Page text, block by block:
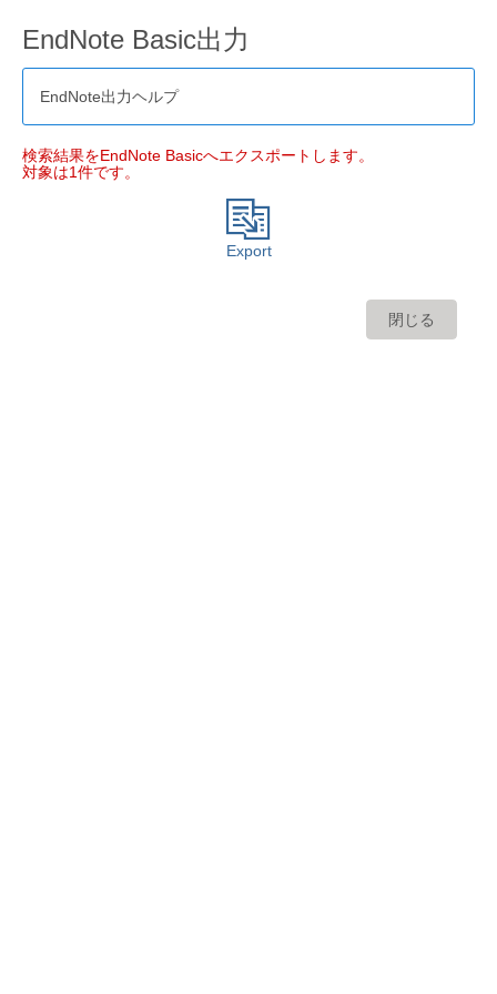
EndNote Basic出力
EndNote出力ヘルプ
検索結果をEndNote Basicへエクスポートします。
対象は1件です。
Export